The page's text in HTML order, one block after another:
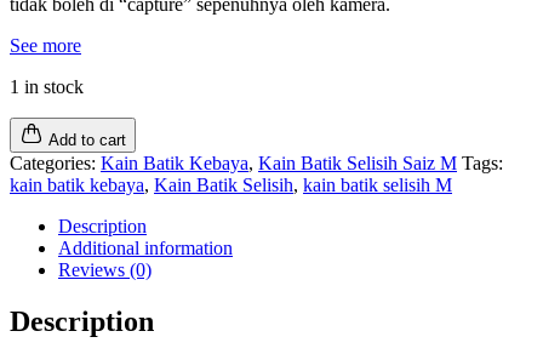
See more
1 in stock
Add to cart
Categories: Kain Batik Kebaya, Kain Batik Selisih Saiz M Tags:
kain batik kebaya, Kain Batik Selisih, kain batik selisih M
Description
Additional information
Reviews (0)
Description